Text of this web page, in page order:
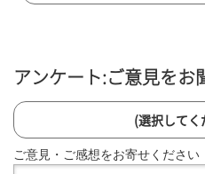
アンケート:ご意見をお
(選択してく
ご意見・ご感想をお寄せください